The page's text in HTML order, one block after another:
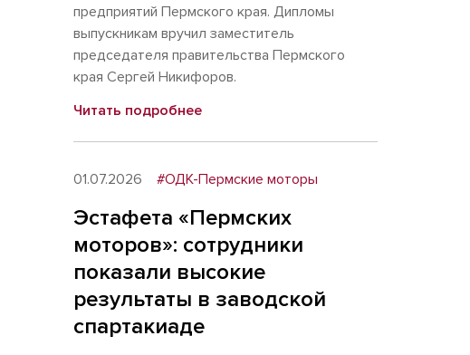
предприятий Пермского края. Дипломы
выпускникам вручил заместитель
председателя правительства Пермского
края Сергей Никифоров.
Читать подробнее
01.07.2026 #ОДК-Пермские моторы
Эстафета «Пермских
моторов»: сотрудники
показали высокие
результаты в заводской
спартакиаде